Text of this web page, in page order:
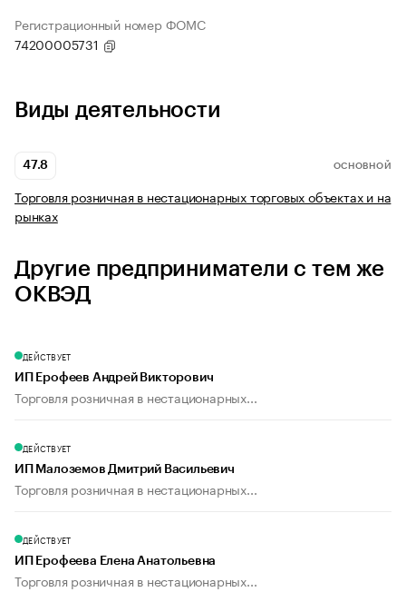
Регистрационный номер ФОМС
74200005731
Виды деятельности
47.8 ОСНОВНОЙ
Торговля розничная в нестационарных торговых объектах и на
рынках
Другие предприниматели с тем же
ОКВЭД
ДЕЙСТВУЕТ
ИП Ерофеев Андрей Викторович
Торговля розничная в нестационарных...
ДЕЙСТВУЕТ
ИП Малоземов Дмитрий Васильевич
Торговля розничная в нестационарных...
ДЕЙСТВУЕТ
ИП Ерофеева Елена Анатольевна
Торговля розничная в нестационарных...